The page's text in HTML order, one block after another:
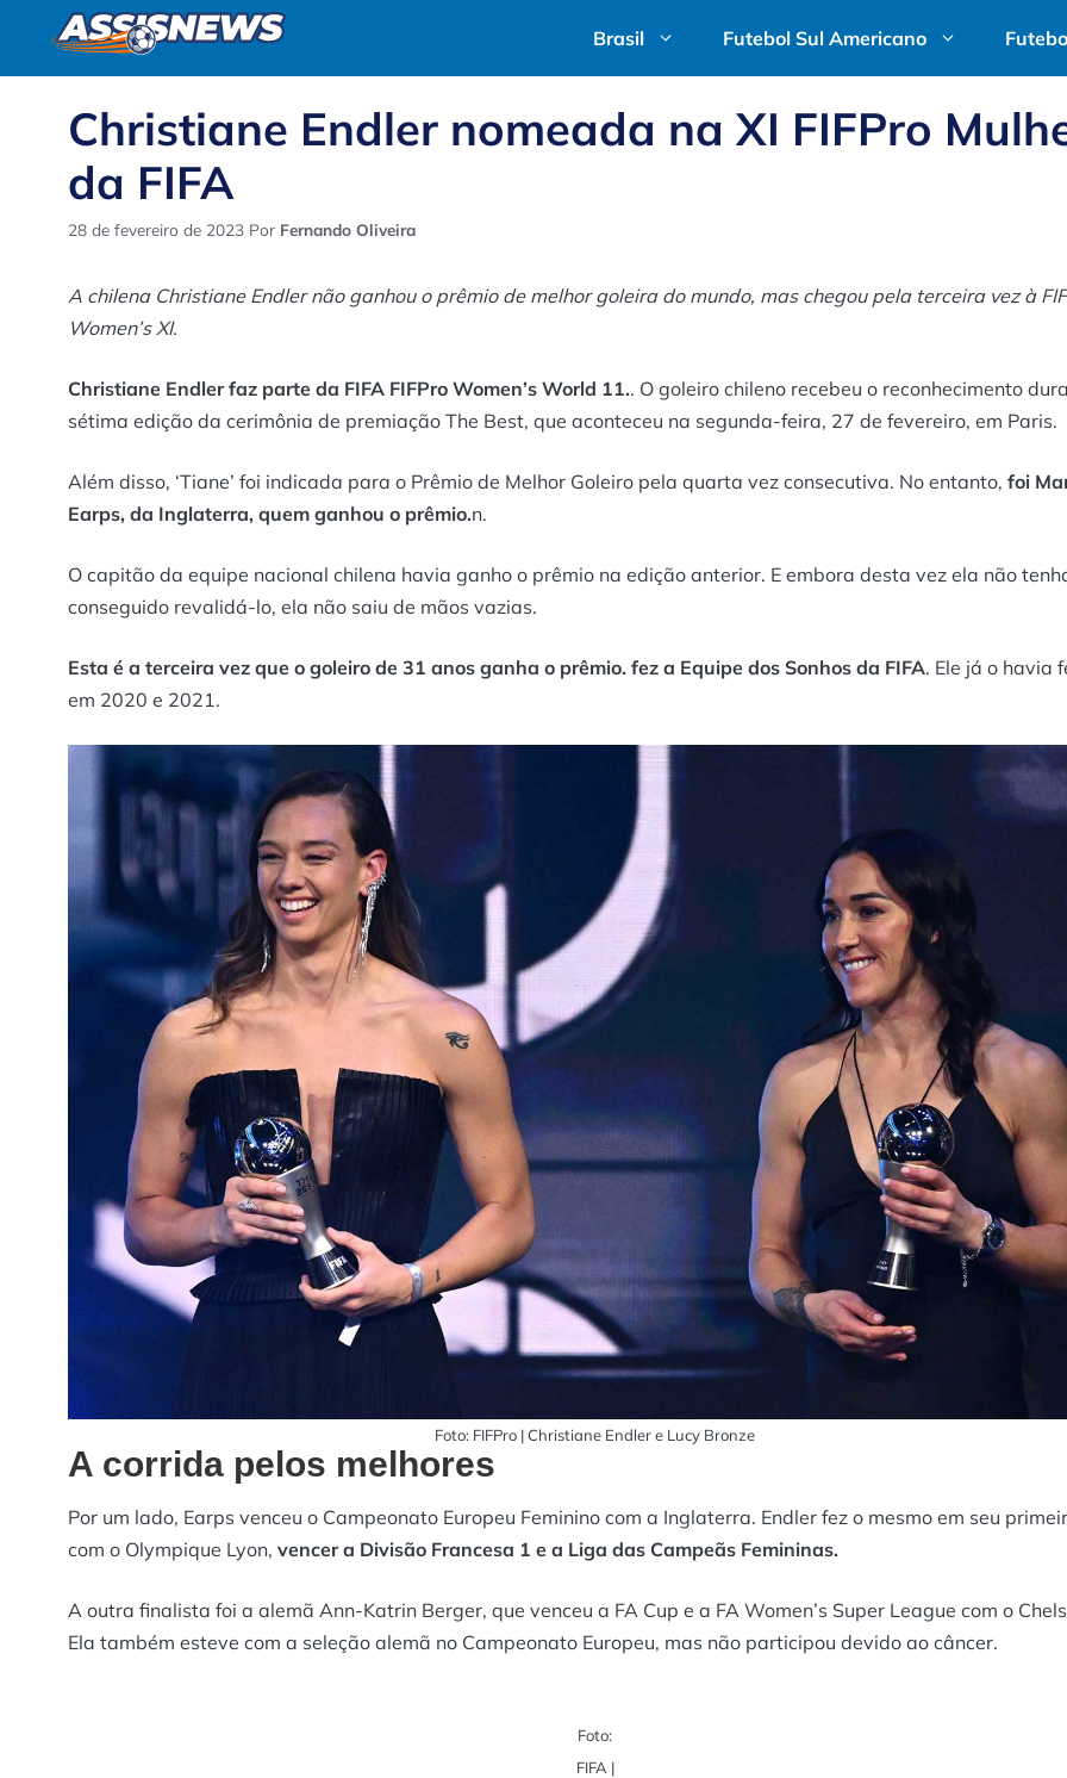
o
conteúdo
Brasil Futebol Sul Americano
Christiane Endler nomeada na XI FIFPro
da FIFA
28 de fevereiro de 2023 Por Fernando Oliveira
A chilena Christiane Endler não ganhou o prêmio de melhor goleira do mundo, mas chegou pela terceira vez à
Women’s XI.
Christiane Endler faz parte da FIFA FIFPro Women’s World 11.. O goleiro chileno recebeu o reconhecimento
sétima edição da cerimônia de premiação The Best, que aconteceu na segunda-feira, 27 de fevereiro, em Paris.
Além disso, ‘Tiane’ foi indicada para o Prêmio de Melhor Goleiro pela quarta vez consecutiva. No entanto, foi
Earps, da Inglaterra, quem ganhou o prêmio.n.
O capitão da equipe nacional chilena havia ganho o prêmio na edição anterior. E embora desta vez ela não
conseguido revalidá-lo, ela não saiu de mãos vazias.
Esta é a terceira vez que o goleiro de 31 anos ganha o prêmio. fez a Equipe dos Sonhos da FIFA. Ele já o havia
em 2020 e 2021.
Foto: FIFPro | Christiane Endler e Lucy Bronze
A corrida pelos melhores
Por um lado, Earps venceu o Campeonato Europeu Feminino com a Inglaterra. Endler fez o mesmo em seu
com o Olympique Lyon, vencer a Divisão Francesa 1 e a Liga das Campeãs Femininas.
A outra finalista foi a alemã Ann-Katrin Berger, que venceu a FA Cup e a FA Women’s Super League com o
Ela também esteve com a seleção alemã no Campeonato Europeu, mas não participou devido ao câncer.
Foto:
FIFA |